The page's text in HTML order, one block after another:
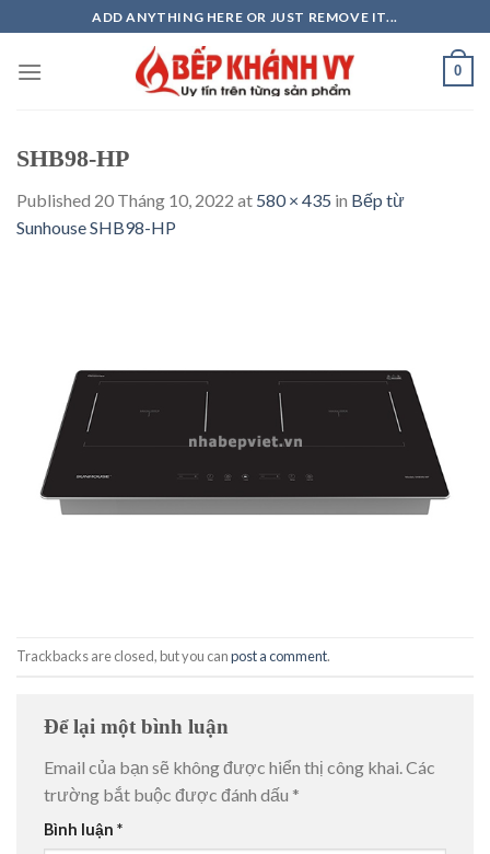
to
content
ADD ANYTHING HERE OR JUST REMOVE IT...
0
SHB98-HP
Published 20 Tháng 10, 2022 at 580 × 435 in Bếp từ
Sunhouse SHB98-HP
Trackbacks are closed, but you canpost a comment.
Để lại một bình luận
Email của bạn sẽ không được hiển thị công khai.Các
trường bắt buộc được đánh dấu *
Bình luận *